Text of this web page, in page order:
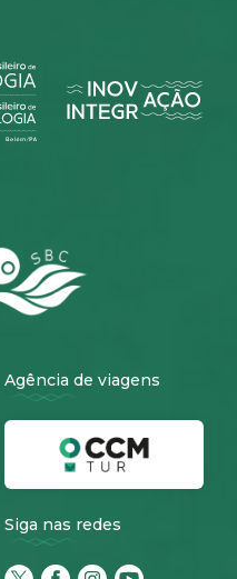
Agência de viagens
Siga nas redes